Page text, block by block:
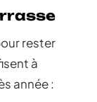
rester
à
année :